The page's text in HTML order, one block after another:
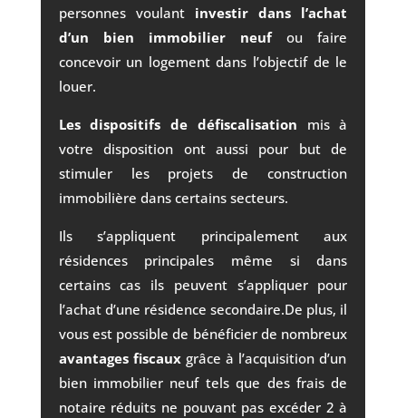
personnes voulant investir dans l’achat
d’un bien immobilier neufou faire
concevoir un logement dans l’objectif de le
louer.
Les dispositifs de défiscalisation mis à
votre disposition ont aussi pour but de
stimuler les projets de construction
immobilière dans certains secteurs.
Ils s’appliquent principalement aux
résidences principales même si dans
certains cas ils peuvent s’appliquer pour
l’achat d’une résidence secondaire.De plus, il
vous est possible de bénéficier de nombreux
avantages fiscauxgrâce à l’acquisition d’un
bien immobilier neuf tels que des frais de
notaire réduits ne pouvant pas excéder 2 à